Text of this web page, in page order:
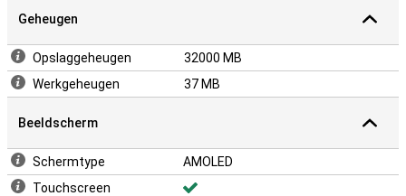
Geheugen
Opslaggeheugen
32000 MB
Werkgeheugen
37 MB
Beeldscherm
Schermtype
AMOLED
Touchscreen